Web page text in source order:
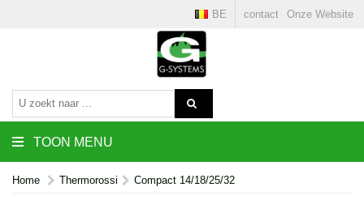
contact Onze Website
BE
TOON MENU
Home Thermorossi Compact 14/18/25/32